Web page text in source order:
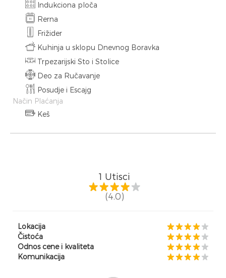
Indukciona ploča
Rerna
Frižider
Kuhinja u sklopu Dnevnog Boravka
Trpezarijski Sto i Stolice
Deo za Ručavanje
Posudje i Escajg
Način Plaćanja
Keš
1 Utisci
(4.0)
Lokacija
Čistoća
Odnos cene i kvaliteta
Komunikacija